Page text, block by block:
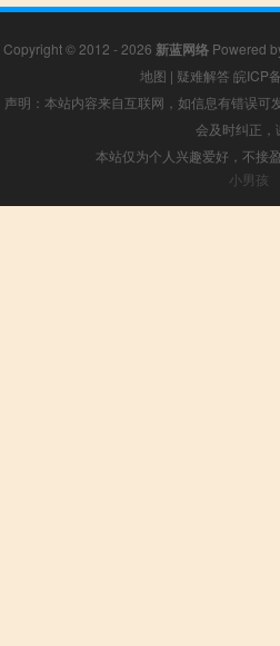
Copyright © 2012 - 2026 新蓝网络 Powered
地图 | 疑难解答 皖ICP
声明：本站内容来自互联网，如信息有错误可
会及时纠正，
本站仅为个人兴趣爱好，不接
小男孩